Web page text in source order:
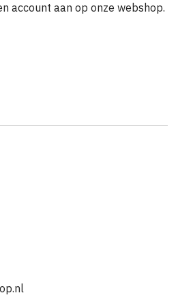
account aan op onze webshop.